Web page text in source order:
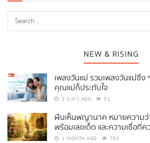
NEW & RISING
เพลงวันแม่ รวมเพลงวันแม่ซึ้ง
คุณแม่ก็ประทับใจ
5 DAYS AGO 51
ฝันเห็นพญานาค หมายความว่
พร้อมเลขเด็ด และความเชื่อที่ค
1 MONTH AGO 795